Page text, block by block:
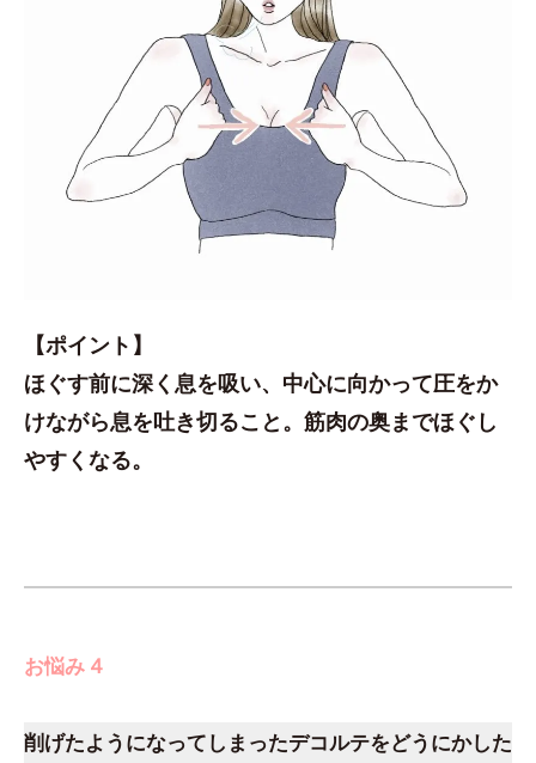
【ポイント】
ほぐす前に深く息を吸い、中心に向かって圧をか
けながら息を吐き切ること。筋肉の奥までほぐし
やすくなる。
お悩み 4
削げたようになってしまったデコルテをどうにかした